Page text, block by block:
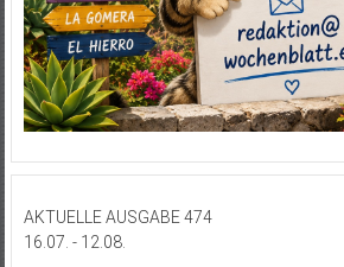
AKTUELLE AUSGABE 474
16.07. - 12.08.